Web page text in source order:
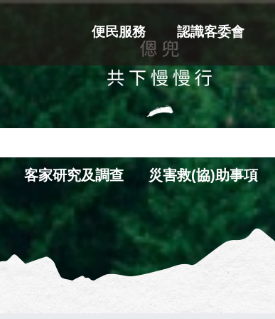
便民服務 認識客委會
客家研究及調查 災害救(協)助事項